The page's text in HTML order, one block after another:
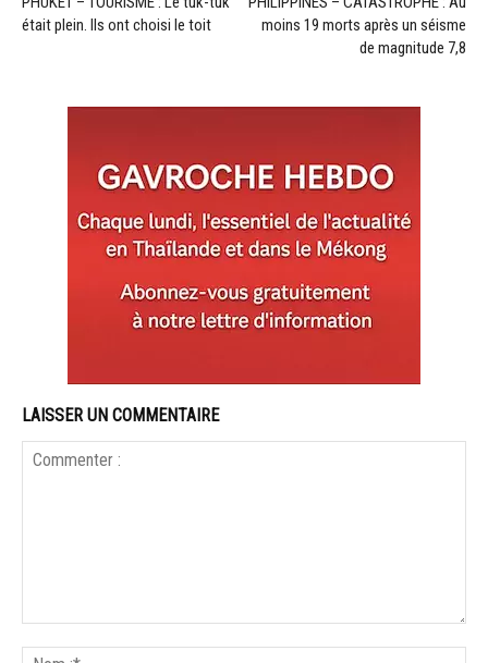
était plein. Ils ont choisi le toit
moins 19 morts après un séisme
de magnitude 7,8
LAISSER UN COMMENTAIRE